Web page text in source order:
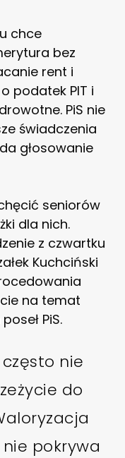
chce
bez
rent i
podatek PIT i
PiS nie
świadczenia
głosowanie
seniorów
dla nich.
z czwartku
Kuchciński
na temat
PiS.
nie
do
pokrywa